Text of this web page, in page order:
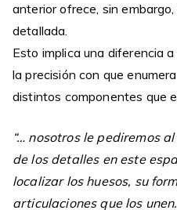
anterior ofrece, sin
detallada.
Esto implica una diferencia
la precisión con que
distintos componentes que
“… nosotros le pediremos
de los detalles en este
localizar los huesos, su
articulaciones que los